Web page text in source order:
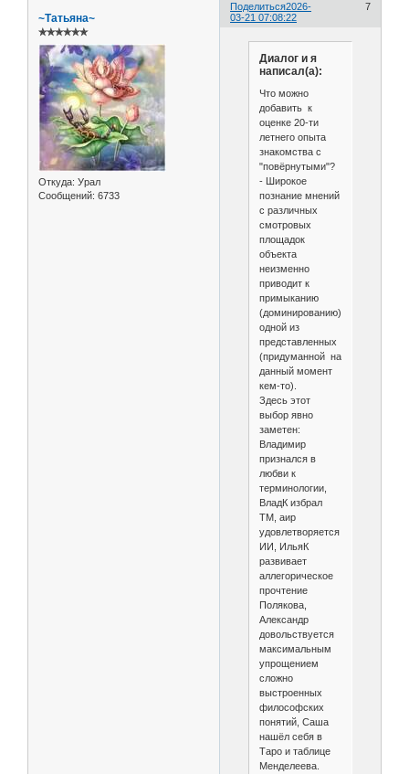
Поделиться 7
2026-
03-21 07:08:22
~Татьяна~
✯✯✯✯✯✯
Откуда: Урал
Сообщений: 6733
Диалог и я
написал(а):
Что можно
добавить к
оценке 20-ти
летнего опыта
знакомства с
"повёрнутыми"?
- Широкое
познание мнений
с различных
смотровых
площадок
объекта
неизменно
приводит к
примыканию
(доминированию)
одной из
представленных
(придуманной на
данный момент
кем-то).
Здесь этот
выбор явно
заметен:
Владимир
признался в
любви к
терминологии,
ВладК избрал
ТМ, аир
удовлетворяется
ИИ, ИльяК
развивает
аллегорическое
прочтение
Полякова,
Александр
довольствуется
максимальным
упрощением
сложно
выстроенных
философских
понятий, Саша
нашёл себя в
Таро и таблице
Менделеева.